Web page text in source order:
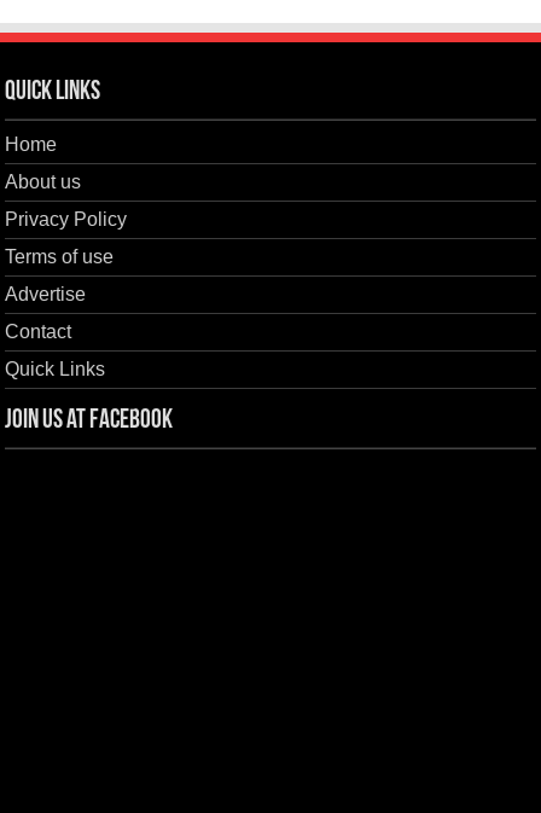
Quick Links
Home
About us
Privacy Policy
Terms of use
Advertise
Contact
Quick Links
Join us at Facebook